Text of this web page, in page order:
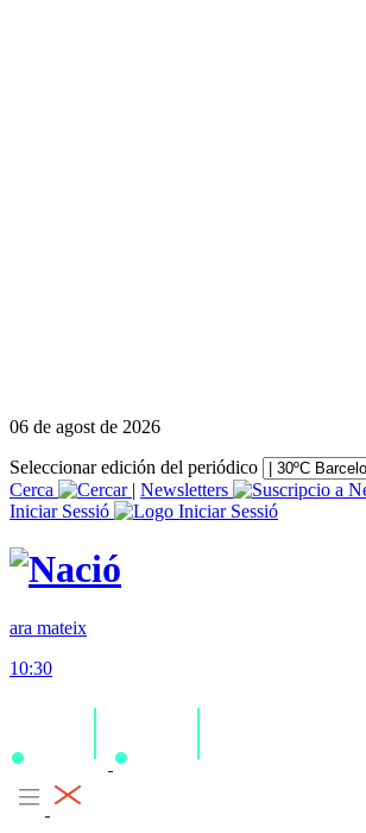
06 de agost de 2026
Seleccionar edición del periódico
Cerca
| Newsletters
Iniciar Sessió
ara mateix
10:30